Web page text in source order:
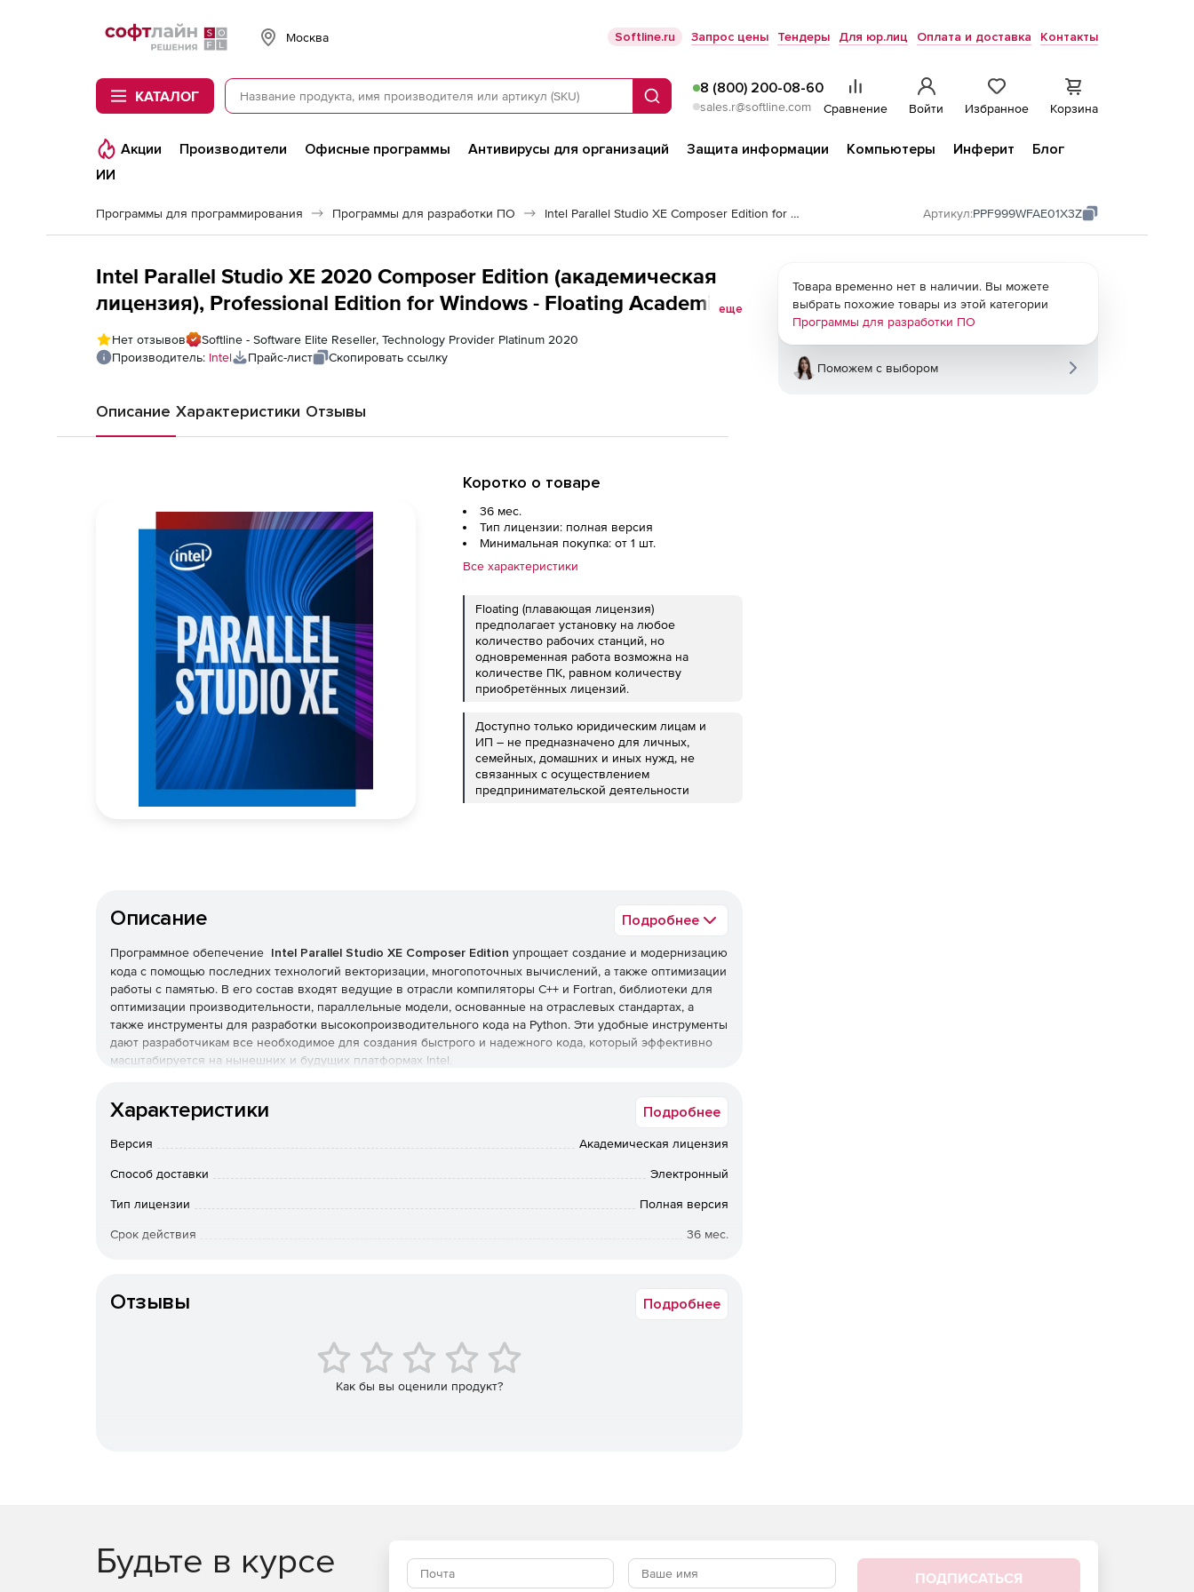
Softline
Москва Softline.ru Запрос цены Тендеры Для юр.лиц Оплата и доставка Контакты
КАТАЛОГ Поиск
8 (800) 200-08-60
sales.r@softline.com Сравнение Войти Избранное Корзина
Акции Производители Офисные программы Антивирусы для организаций Защита информации Компьютеры Инферит
Блог
ИИ
Программы для программирования Программы для разработки ПО Intel Parallel Studio XE Composer Edition for C++ and Fortran Артикул:PPF999WFAE01X3Z
Intel Parallel Studio XE 2020 Composer Edition (академическая
лицензия), Professional Edition for Windows - Floating Academic
for 3 Years (Esd)
еще
Нет отзывов
Softline - Software Elite Reseller, Technology Provider Platinum 2020
Производитель: Intel Прайс-лист Скопировать ссылку
Описание Характеристики Отзывы
Коротко о товаре
36 мес.
Тип лицензии: полная версия
Минимальная покупка: от 1 шт.
Все характеристики
Floating (плавающая лицензия)
предполагает установку на любое
количество рабочих станций, но
одновременная работа возможна на
количестве ПК, равном количеству
приобретённых лицензий.
Доступно только юридическим лицам и
ИП – не предназначено для личных,
семейных, домашних и иных нужд, не
связанных с осуществлением
предпринимательской деятельности
Описание Подробнее
Программное обепечение Intel Parallel Studio XE Composer Edition упрощает создание и модернизацию
кода с помощью последних технологий векторизации, многопоточных вычислений, а также оптимизации
работы с памятью. В его состав входят ведущие в отрасли компиляторы С++ и Fortran, библиотеки для
оптимизации производительности, параллельные модели, основанные на отраслевых стандартах, а
также инструменты для разработки высокопроизводительного кода на Python. Эти удобные инструменты
дают разработчикам все необходимое для создания быстрого и надежного кода, который эффективно
масштабируется на нынешних и будущих платформах Intel.
решений с помощью ведущих в отрасли компиляторов С++ и Fortran, библиотек для оптимизации.
Совместимость с лучшими компиляторами и средами разработки.
Intel Distribution for Python (доступно на Windows, Linux и MacOS)
Rogue Wave IMSL Library (дополнение; доступно в виде дополнения для любого продукта Windows
Fortran или в сочетании с версией Composer Edition).
Характеристики Подробнее
Версия Академическая лицензия
Способ доставки Электронный
Тип лицензии Полная версия
Срок действия 36 мес.
Отзывы Подробнее
Как бы вы оценили продукт?
Товара временно нет в наличии. Вы можете
выбрать похожие товары из этой категории
Программы для разработки ПО
Поможем с выбором
Будьте в курсе
ПОДПИСАТЬСЯ